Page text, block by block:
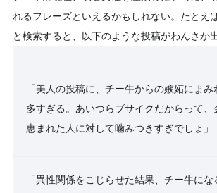
れるフレーズといえるかもしれない。たとえ
と検索すると、以下のような投稿がわんさか
「美人の投稿に、チー牛からの嫉妬にま
多すぎる。あいつらブサイクだからって、
恵まれた人に対して噛みつきすぎでしょ」
「異性関係をこじらせた結果、チー牛に